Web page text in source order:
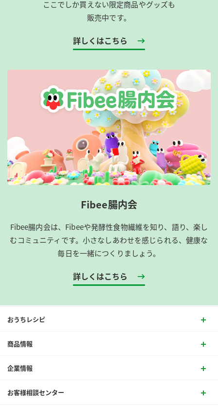
ここでしか買えない限定商品やグッズも
販売中です。
詳しくはこちら
Fibee腸内会
Fibee腸内会は、​Fibeeや発酵性食物繊維を知り、語り、楽し
むコミュニティです。​小さなしあわせを感じられる、健康な
毎日を一緒につくりましょう。
詳しくはこちら
おうちレシピ
商品情報
企業情報
お客様相談センター